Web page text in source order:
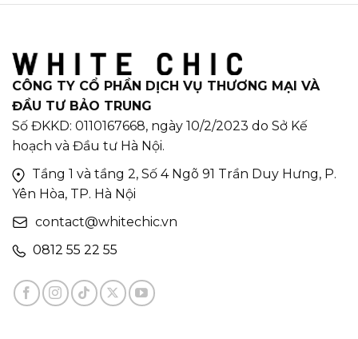
CÔNG TY CỔ PHẦN DỊCH VỤ THƯƠNG MẠI VÀ
ĐẦU TƯ BẢO TRUNG
Số ĐKKD: 0110167668, ngày 10/2/2023 do Sở Kế
hoạch và Đầu tư Hà Nội.
Tầng 1 và tầng 2, Số 4 Ngõ 91 Trần Duy Hưng, P.
Yên Hòa, TP. Hà Nội
contact@whitechic.vn
0812 55 22 55